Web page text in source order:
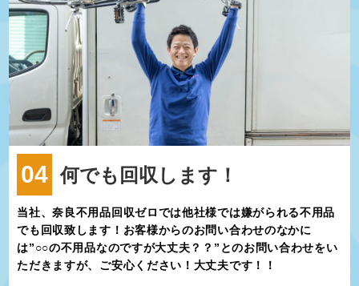
04 何でも回収します！
当社、奈良不用品回収ゼロでは他社様では嫌がられる不用品
でも回収致します！お客様からのお問い合わせのなかに
は”○○の不用品なのですが大丈夫？？”とのお問い合わせをい
ただきますが、ご安心ください！大丈夫です！！